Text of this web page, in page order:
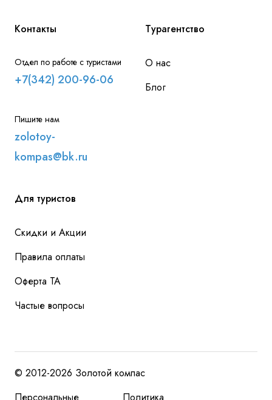
Контакты
Отдел по работе с туристами
+7(342) 200-96-06
Пишите нам
zolotoy-
kompas@bk.ru
Турагентство
О нас
Блог
Для туристов
Скидки и Акции
Правила оплаты
Оферта ТА
Частые вопросы
© 2012-2026 Золотой компас